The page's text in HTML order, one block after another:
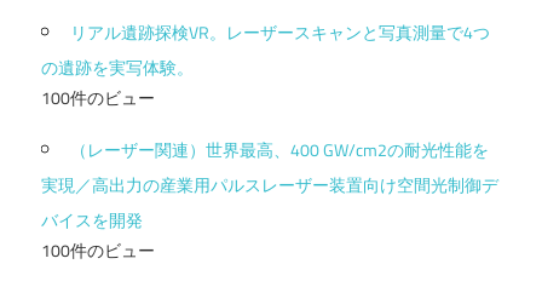
リアル遺跡探検VR。レーザースキャンと写真測量で4つ
の遺跡を実写体験。
100件のビュー
（レーザー関連）世界最高、400 GW/cm2の耐光性能を
実現／高出力の産業用パルスレーザー装置向け空間光制御デ
バイスを開発
100件のビュー